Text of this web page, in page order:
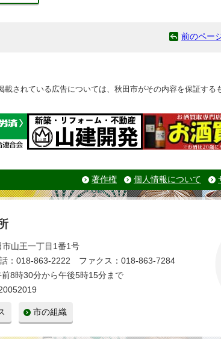
前のペー
載されている広告については、秋田市がその内容を保証する
著作権 個人情報について
山王一丁目1番1号
：018-863-2222 ファクス：018-863-7284
8時30分から午後5時15分まで
市の組織